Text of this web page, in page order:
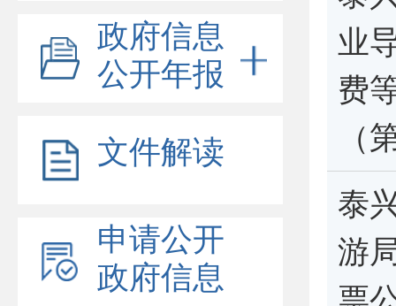
政府信息
公开年报
文件解读
申请公开
政府信息
业
费
（
泰
游